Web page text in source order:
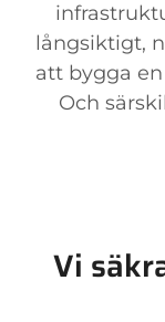
långsiktigt,
att bygga
Och
Vi